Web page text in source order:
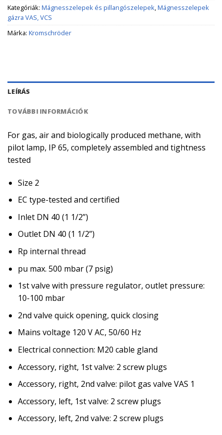
Kategóriák: Mágnesszelepek és pillangószelepek,Mágnesszelepek
gázra VAS, VCS
Márka: Kromschröder
LEÍRÁS
TOVÁBBI INFORMÁCIÓK
For gas, air and biologically produced methane, with
pilot lamp, IP 65, completely assembled and tightness
tested
Size 2
EC type-tested and certified
Inlet DN 40 (1 1/2”)
Outlet DN 40 (1 1/2”)
Rp internal thread
pu max. 500 mbar (7 psig)
1st valve with pressure regulator, outlet pressure:
10-100 mbar
2nd valve quick opening, quick closing
Mains voltage 120 V AC, 50/60 Hz
Electrical connection: M20 cable gland
Accessory, right, 1st valve: 2 screw plugs
Accessory, right, 2nd valve: pilot gas valve VAS 1
Accessory, left, 1st valve: 2 screw plugs
Accessory, left, 2nd valve: 2 screw plugs